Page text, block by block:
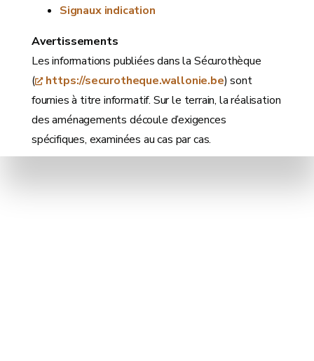
Signaux indication
Avertissements
Les informations publiées dans la Sécurothèque
(
https://securotheque.wallonie.be) sont
fournies à titre informatif. Sur le terrain, la réalisation
des aménagements découle d’exigences
spécifiques, examinées au cas par cas.